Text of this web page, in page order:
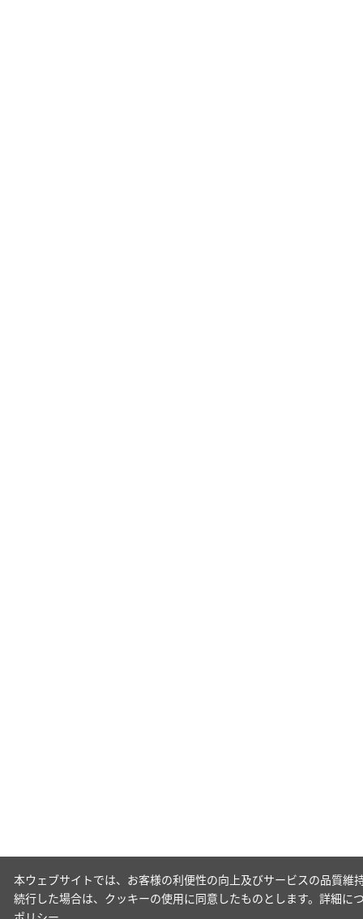
本ウェブサイトでは、お客様の利便性の向上及びサービスの品質
続行した場合は、クッキーの使用に同意したものとします。詳細